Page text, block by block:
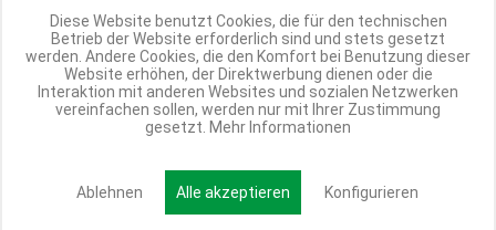
Werde Teil der Miweba Community!
Verpasse nie wieder exklusive Newsletter-Rabatte und Aktionen
Diese Website benutzt Cookies, die für den technischen
Betrieb der Website erforderlich sind und stets gesetzt
werden. Andere Cookies, die den Komfort bei Benutzung dieser
Website erhöhen, der Direktwerbung dienen oder die
Interaktion mit anderen Websites und sozialen Netzwerken
vereinfachen sollen, werden nur mit Ihrer Zustimmung
gesetzt. Mehr Informationen
Ablehnen Alle akzeptieren Konfigurieren